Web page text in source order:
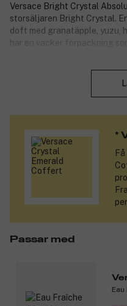
Versace Bright Crystal
storsäljaren Bright Crystal.
doft med granatäpple, yuzu,
har en vacker förpackning
Toppnoter:
Hjärtnoter:
Basnoter: cashewträd,
Produktnummer:
*
Få
Passar med